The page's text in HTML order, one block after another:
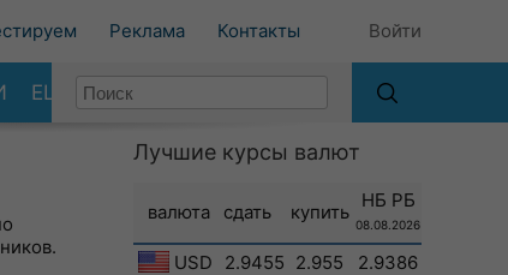
Реклама Контакты Войти
ЕЩЕ
Лучшие курсы валют
валюта сдать купить
НБ РБ
08.08.2026
USD 2.9455 2.955
2.9386